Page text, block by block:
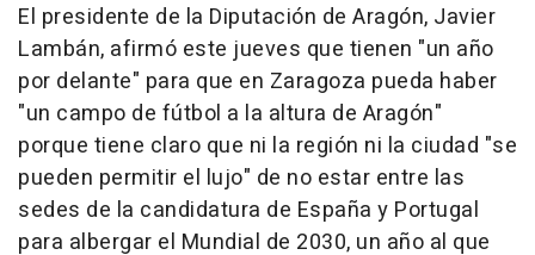
El presidente de la Diputación de Aragón, Javier
Lambán, afirmó este jueves que tienen "un año
por delante" para que en Zaragoza pueda haber
"un campo de fútbol a la altura de Aragón"
porque tiene claro que ni la región ni la ciudad "se
pueden permitir el lujo" de no estar entre las
sedes de la candidatura de España y Portugal
para albergar el Mundial de 2030, un año al que